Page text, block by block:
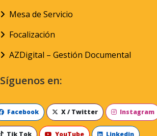
Mesa de Servicio
Focalización
AZDigital – Gestión Documental
Síguenos en:
Facebook X / Twitter Instagram
Tik Tok YouTube Linkedin